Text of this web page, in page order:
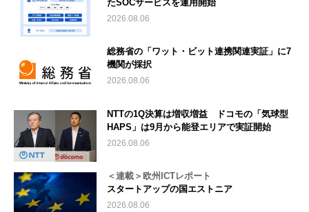
たSOCサービスを運用開始
2026.08.06
総務省の「ワット・ビット連携関連実証」に7
機関が採択
2026.08.06
NTTの1Q決算は増収増益 ドコモの「気球型
HAPS」は9月から能登エリアで実証開始
2026.08.06
＜連載＞欧州ICTレポート
スタートアップの国エストニア
2026.08.06